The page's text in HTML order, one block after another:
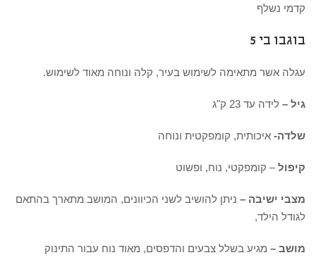
קדמי נשלף
בוגבו בי 5
עגלה אשר מתאימה לשימוש בעיר, קלה ונוחה מאוד לשימוש.
גיל – לידה עד 23 ק"ג
שלדה- איכותית, קומפקטית ונוחה
קיפול– קומפקטי, נוח, ופשוט
מצבי ישיבה – ניתן להושיב לשני הכיוונים, המושב מתארך בהתאם
לגודל הילד,
מושב – מגיע בשלל צבעים והדפסים, מאוד נוח עבור התינוק